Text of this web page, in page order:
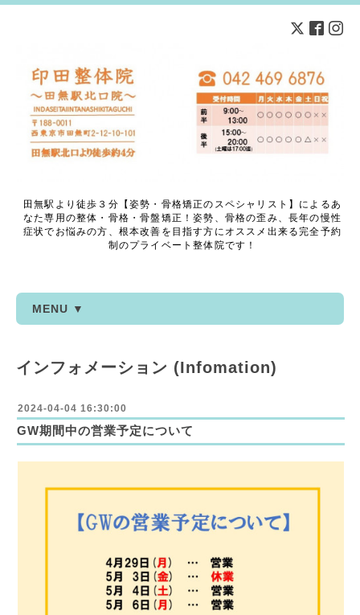
田無駅より徒歩３分【姿勢・骨格矯正のスペシャリスト】によるあ
なた専用の整体・骨格・骨盤矯正！姿勢、骨格の歪み、長年の慢性
症状でお悩みの方、根本改善を目指す方にオススメ出来る完全予約
制のプライベート整体院です！
MENU ▼
インフォメーション (Infomation)
2024-04-04 16:30:00
GW期間中の営業予定について